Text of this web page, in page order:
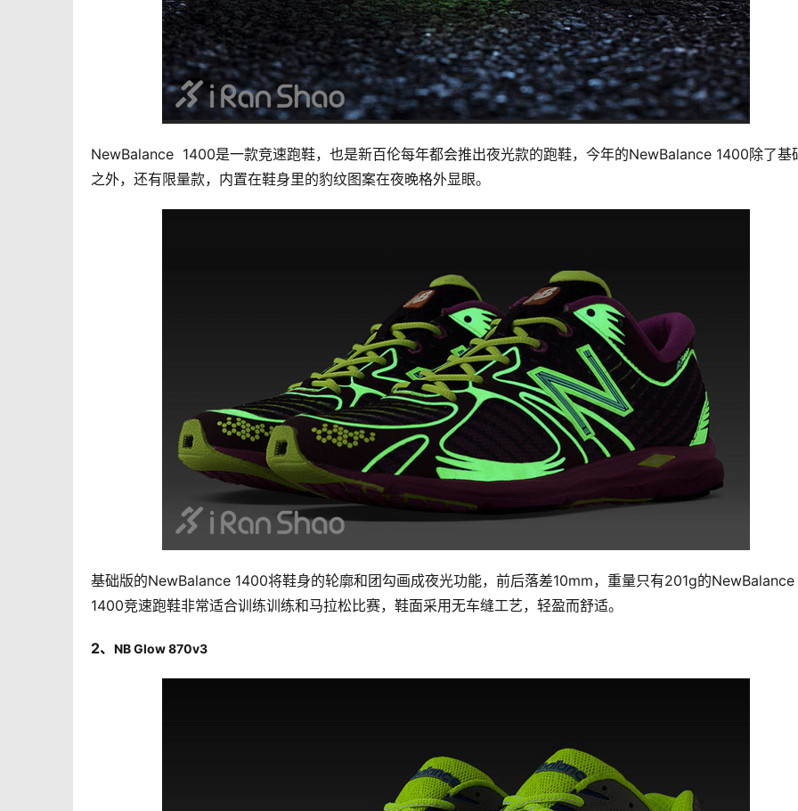
NewBalance  1400是一款竞速跑鞋，也是新百伦每年都会推出夜光款的跑鞋，今年的NewBalance 1400除了基
之外，还有限量款，内置在鞋身里的豹纹图案在夜晚格外显眼。
基础版的NewBalance 1400将鞋身的轮廓和团勾画成夜光功能，前后落差10mm，重量只有201g的NewBalance
1400竞速跑鞋非常适合训练训练和马拉松比赛，鞋面采用无车缝工艺，轻盈而舒适。
2、 NB Glow 870v3